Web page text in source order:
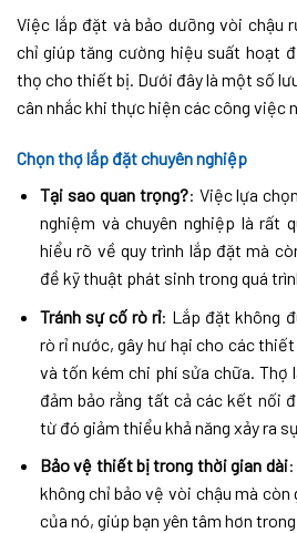
Việc lắp đặt và bảo dưỡng vòi chậu
chỉ giúp tăng cường hiệu suất hoạt
thọ cho thiết bị. Dưới đây là một số
cân nhắc khi thực hiện các công việc
Chọn thợ lắp đặt chuyên nghiệp
Tại sao quan trọng?: Việc lựa
nghiệm và chuyên nghiệp là rất
hiểu rõ về quy trình lắp đặt mà
đề kỹ thuật phát sinh trong quá
Tránh sự cố rò rỉ: Lắp đặt không
rò rỉ nước, gây hư hại cho các
và tốn kém chi phí sửa chữa. Thợ
đảm bảo rằng tất cả các kết nối
từ đó giảm thiểu khả năng xảy ra
Bảo vệ thiết bị trong thời gian dài:
không chỉ bảo vệ vòi chậu mà
của nó, giúp bạn yên tâm hơn